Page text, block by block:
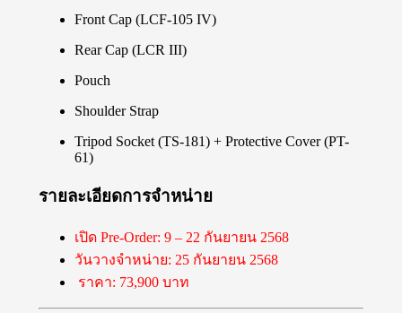
Front Cap (LCF-105 IV)
Rear Cap (LCR III)
Pouch
Shoulder Strap
Tripod Socket (TS-181) + Protective Cover (PT-
61)
รายละเอียดการจำหน่าย
เปิด Pre-Order: 9 – 22 กันยายน 2568
วันวางจำหน่าย: 25 กันยายน 2568
ราคา: 73,900 บาท